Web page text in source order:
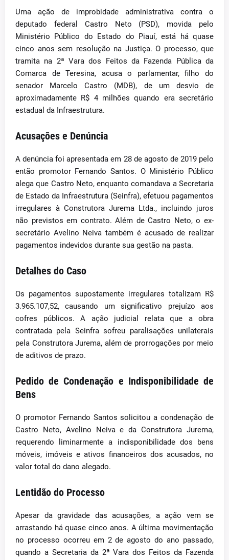
Uma ação de improbidade administrativa contra o
deputado federal Castro Neto (PSD), movida pelo
Ministério Público do Estado do Piauí, está há quase
cinco anos sem resolução na Justiça. O processo, que
tramita na 2ª Vara dos Feitos da Fazenda Pública da
Comarca de Teresina, acusa o parlamentar, filho do
senador Marcelo Castro (MDB), de um desvio de
aproximadamente R$ 4 milhões quando era secretário
estadual da Infraestrutura.
Acusações e Denúncia
A denúncia foi apresentada em 28 de agosto de 2019 pelo
então promotor Fernando Santos. O Ministério Público
alega que Castro Neto, enquanto comandava a Secretaria
de Estado da Infraestrutura (Seinfra), efetuou pagamentos
irregulares à Construtora Jurema Ltda., incluindo juros
não previstos em contrato. Além de Castro Neto, o ex-
secretário Avelino Neiva também é acusado de realizar
pagamentos indevidos durante sua gestão na pasta.
Detalhes do Caso
Os pagamentos supostamente irregulares totalizam R$
3.965.107,52, causando um significativo prejuízo aos
cofres públicos. A ação judicial relata que a obra
contratada pela Seinfra sofreu paralisações unilaterais
pela Construtora Jurema, além de prorrogações por meio
de aditivos de prazo.
Pedido de Condenação e Indisponibilidade de
Bens
O promotor Fernando Santos solicitou a condenação de
Castro Neto, Avelino Neiva e da Construtora Jurema,
requerendo liminarmente a indisponibilidade dos bens
móveis, imóveis e ativos financeiros dos acusados, no
valor total do dano alegado.
Lentidão do Processo
Apesar da gravidade das acusações, a ação vem se
arrastando há quase cinco anos. A última movimentação
no processo ocorreu em 2 de agosto do ano passado,
quando a Secretaria da 2ª Vara dos Feitos da Fazenda